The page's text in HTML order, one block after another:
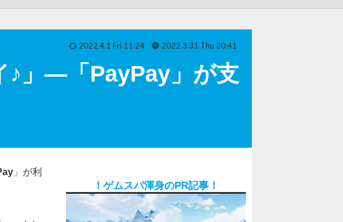
♪」―「PayPay」が支
2022.4.1 Fri 11:24 2022.3.31 Thu 20:41
」が利
！ゲムスパ渾身のPR記事！